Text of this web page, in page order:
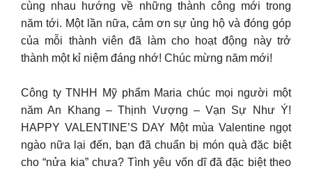
cùng nhau hướng về những thành công mới trong
năm tới. Một lần nữa, cảm ơn sự ủng hộ và đóng góp
của mỗi thành viên đã làm cho hoạt động này trở
thành một kỉ niệm đáng nhớ! Chúc mừng năm mới!
Công ty TNHH Mỹ phẩm Maria chúc mọi người một
năm An Khang – Thịnh Vượng – Vạn Sự Như Ý!
HAPPY VALENTINE’S DAY Một mùa Valentine ngọt
ngào nữa lại đến, bạn đã chuẩn bị món quà đặc biệt
cho “nửa kia” chưa? Tình yêu vốn dĩ đã đặc biệt theo